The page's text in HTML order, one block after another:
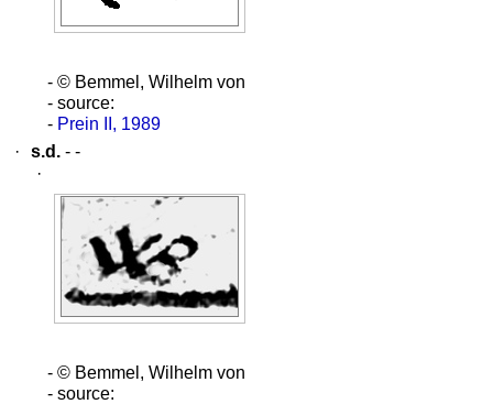
- © Bemmel, Wilhelm von
- source:
- Prein II, 1989
·
s.d. - -
·
- © Bemmel, Wilhelm von
- source: